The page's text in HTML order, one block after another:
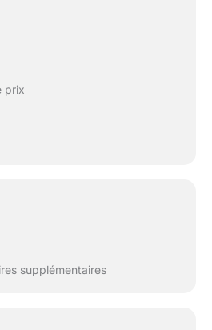
prix
supplémentaires